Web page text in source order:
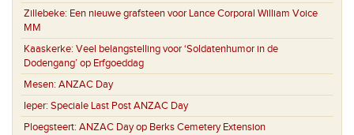
Zillebeke: Een nieuwe grafsteen voor Lance Corporal William Voice
MM
Kaaskerke: Veel belangstelling voor ‘Soldatenhumor in de
Dodengang’ op Erfgoeddag
Mesen: ANZAC Day
Ieper: Speciale Last Post ANZAC Day
Ploegsteert: ANZAC Day op Berks Cemetery Extension